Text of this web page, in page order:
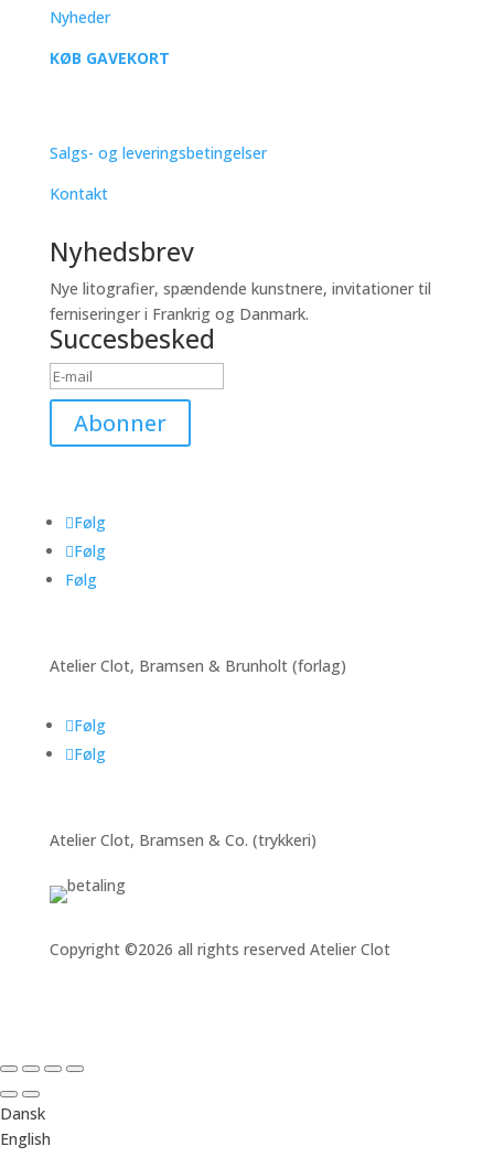
Nyheder
KØB GAVEKORT
Salgs- og leveringsbetingelser
Kontakt
Nyhedsbrev
Nye litografier, spændende kunstnere, invitationer til
ferniseringer i Frankrig og Danmark.
Succesbesked
Abonner
Følg
Følg
Følg
Atelier Clot, Bramsen & Brunholt (forlag)
Følg
Følg
Atelier Clot, Bramsen & Co. (trykkeri)
Copyright ©2026 all rights reserved Atelier Clot
Dansk
English